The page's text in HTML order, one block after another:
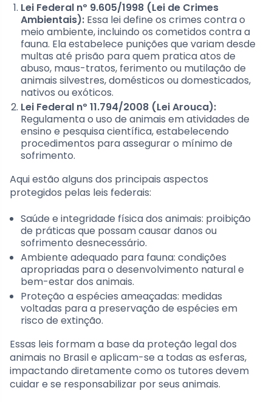
Lei Federal nº 9.605/1998 (Lei de Crimes
Ambientais): Essa lei define os crimes contra o
meio ambiente, incluindo os cometidos contra a
fauna. Ela estabelece punições que variam desde
multas até prisão para quem pratica atos de
abuso, maus-tratos, ferimento ou mutilação de
animais silvestres, domésticos ou domesticados,
nativos ou exóticos.
Lei Federal nº 11.794/2008 (Lei Arouca):
Regulamenta o uso de animais em atividades de
ensino e pesquisa científica, estabelecendo
procedimentos para assegurar o mínimo de
sofrimento.
Aqui estão alguns dos principais aspectos
protegidos pelas leis federais:
Saúde e integridade física dos animais: proibição
de práticas que possam causar danos ou
sofrimento desnecessário.
Ambiente adequado para fauna: condições
apropriadas para o desenvolvimento natural e
bem-estar dos animais.
Proteção a espécies ameaçadas: medidas
voltadas para a preservação de espécies em
risco de extinção.
Essas leis formam a base da proteção legal dos
animais no Brasil e aplicam-se a todas as esferas,
impactando diretamente como os tutores devem
cuidar e se responsabilizar por seus animais.